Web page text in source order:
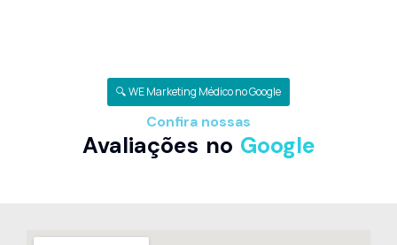
🔍 WE Marketing Médico no Google
Confira nossas
Avaliações no Google